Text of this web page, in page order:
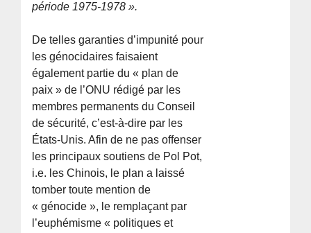
période 1975-1978 ».
De telles garanties d’impunité pour
les génocidaires faisaient
également partie du « plan de
paix » de l’ONU rédigé par les
membres permanents du Conseil
de sécurité, c’est-à-dire par les
États-Unis. Afin de ne pas offenser
les principaux soutiens de Pol Pot,
i.e. les Chinois, le plan a laissé
tomber toute mention de
« génocide », le remplaçant par
l’euphémisme « politiques et